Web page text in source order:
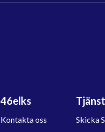
46elks
Kontakta oss Skicka